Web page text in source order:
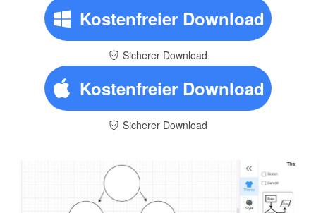
Kostenfreier Download
Sicherer Download
Kostenfreier Download
Sicherer Download